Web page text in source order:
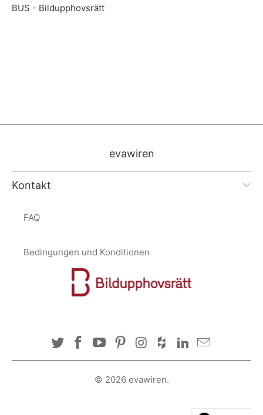
BUS - Bildupphovsrätt
evawiren
Kontakt
FAQ
Bedingungen und Konditionen
© 2026 evawiren.